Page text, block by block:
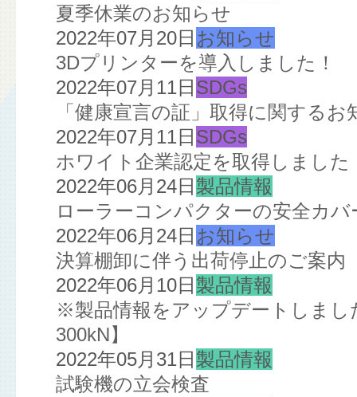
夏季休業のお知らせ
2022年07月20日 お知らせ
3Dプリンターを導入しました！
2022年07月11日 SDGs
「健康宣言の証」取得に関するお
2022年07月11日 SDGs
ホワイト企業認定を取得しました
2022年06月24日 製品情報
ローラーコンパクターの安全カバ
2022年06月24日 お知らせ
決算棚卸に伴う出荷停止のご案内
2022年06月10日 製品情報
※製品情報をアップデートしま
300kN】
2022年05月31日 製品情報
試験機の立会検査